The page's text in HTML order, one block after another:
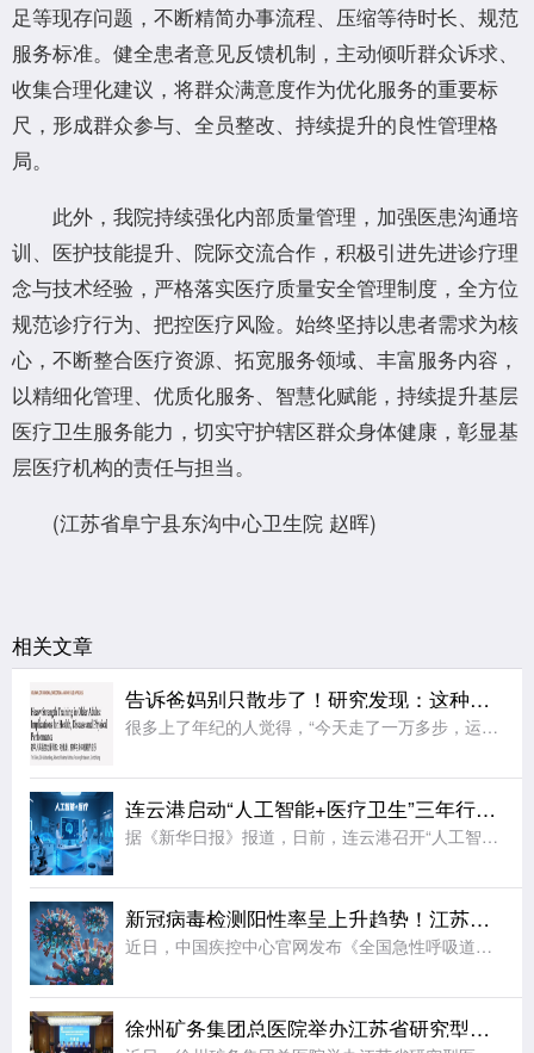
足等现存问题，不断精简办事流程、压缩等待时长、规范
服务标准。健全患者意见反馈机制，主动倾听群众诉求、
收集合理化建议，将群众满意度作为优化服务的重要标
尺，形成群众参与、全员整改、持续提升的良性管理格
局。
此外，我院持续强化内部质量管理，加强医患沟通培
训、医护技能提升、院际交流合作，积极引进先进诊疗理
念与技术经验，严格落实医疗质量安全管理制度，全方位
规范诊疗行为、把控医疗风险。始终坚持以患者需求为核
心，不断整合医疗资源、拓宽服务领域、丰富服务内容，
以精细化管理、优质化服务、智慧化赋能，持续提升基层
医疗卫生服务能力，切实守护辖区群众身体健康，彰显基
层医疗机构的责任与担当。
(江苏省阜宁县东沟中心卫生院 赵晖)
相关文章
告诉爸妈别只散步了！研究发现：这种被忽视的运动，才是抗衰老的王牌
很多上了年纪的人觉得，“今天走了一万多步，运动就算达标了”。其实，这更多只是日常“身体活动量”，并非强身健体、抗衰老的运动量。日前，一项研究显示：对中老年人而言，真正的“抗衰老王牌运动”，不是散步，而
连云港启动“人工智能+医疗卫生”三年行动计划
据《新华日报》报道，日前，连云港召开“人工智能+医疗卫生”路演会，正式启动“人工智能+医疗卫生”三年行动计划(2026—2028年)。计划立足当地医疗发展实际，围绕8个类别打造“小巧灵”应用场景，梳理
新冠病毒检测阳性率呈上升趋势！江苏疾控发出提醒
近日，中国疾控中心官网发布《全国急性呼吸道传染病哨点监测情况(2026年第30周，7月20日-26日)》：近期，新型冠状病毒检测阳性率持续走高，疫情整体处于中等流行水平。具体来说，在哨点医院门急诊流感
徐州矿务集团总医院举办江苏省研究型医学会眩晕专业委员会第七次学术会议